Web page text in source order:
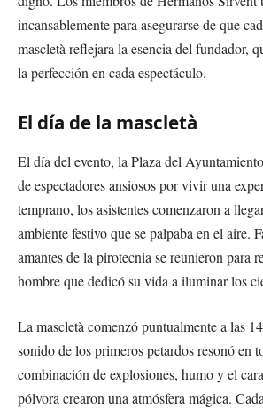
incansablemente para asegurarse de que
mascletà reflejara la esencia del fundador,
la perfección en cada espectáculo.
El día de la mascletà
El día del evento, la Plaza del
de espectadores ansiosos por vivir una
temprano, los asistentes comenzaron a
ambiente festivo que se palpaba en el aire.
amantes de la pirotecnia se reunieron para
hombre que dedicó su vida a iluminar los
La mascletà comenzó puntualmente a las
sonido de los primeros petardos resonó en
combinación de explosiones, humo y el
pólvora crearon una atmósfera mágica.